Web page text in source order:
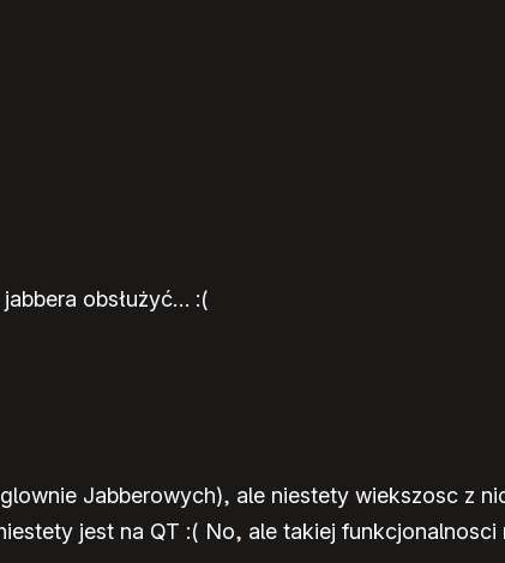
obsłużyć… :(
Jabberowych), ale niestety wiekszosc z
jest na QT :( No, ale takiej funkcjonalnosci